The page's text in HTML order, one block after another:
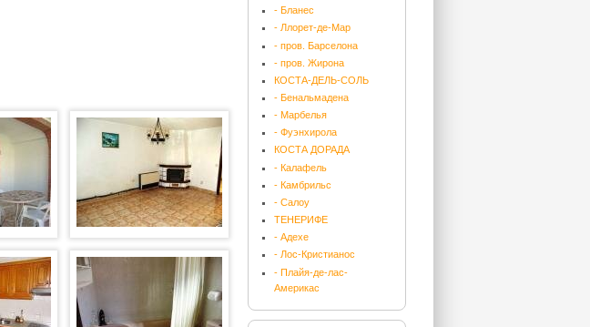
- Бланес
- Ллорет-де-Мар
- пров. Барселона
- пров. Жирона
КОСТА-ДЕЛЬ-СОЛЬ
- Бенальмадена
- Марбелья
- Фуэнхирола
КОСТА ДОРАДА
- Калафель
- Камбрильс
- Салоу
ТЕНЕРИФЕ
- Адехе
- Лос-Кристианос
- Плайя-де-лас-
Америкас